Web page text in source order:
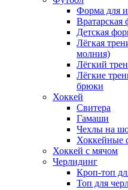
Форма для
Вратарская
Детская
Лёгкая
молния)
Лёгкий
Лёгкие
брюки
Хоккей
Свитера
Гамаши
Чехлы на
Хоккейные
Хоккей с мячом
Черлидинг
Кроп-топ
Топ для